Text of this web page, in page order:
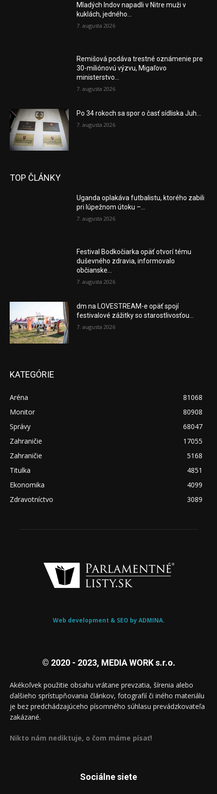
Mladých Indov napadli v Nitre muži v
kuklách, jedného...
7. augusta 2026
Remišová podáva trestné oznámenie pre
30-miliónovú výzvu, Migaľovo
ministerstvo...
7. augusta 2026
Po 34 rokoch sa spor o časť sídliska Juh...
7. augusta 2026
TOP ČLÁNKY
Uganda oplakáva futbalistu, ktorého zabili
pri lúpežnom útoku –...
7. augusta 2026
Festival Bodkočiarka opäť otvorí tému
duševného zdravia, informovalo
občianske...
7. augusta 2026
dm na LOVESTREAM-e opäť spojí
festivalové zážitky so starostlivosťou...
7. augusta 2026
KATEGÓRIE
Aréna
81068
Monitor
80908
Správy
68047
Zahraničie
17055
Zahraničie
5168
Titulka
4851
Ekonomika
4099
Zdravotníctvo
3089
Web development & SEO by ADMINA.
© 2020 - 2023, MEDIA WORK s.r.o.
Akékoľvek použitie obsahu vrátane prevzatia, šírenia alebo
ďalšieho sprístupňovania článkov, fotografií či iného materiálu
je bez predchádzajúceho písomného súhlasu prevádzkovateľa
zakázané.
Nikto nám nediktuje, o čom máme písať!
Sociálne siete